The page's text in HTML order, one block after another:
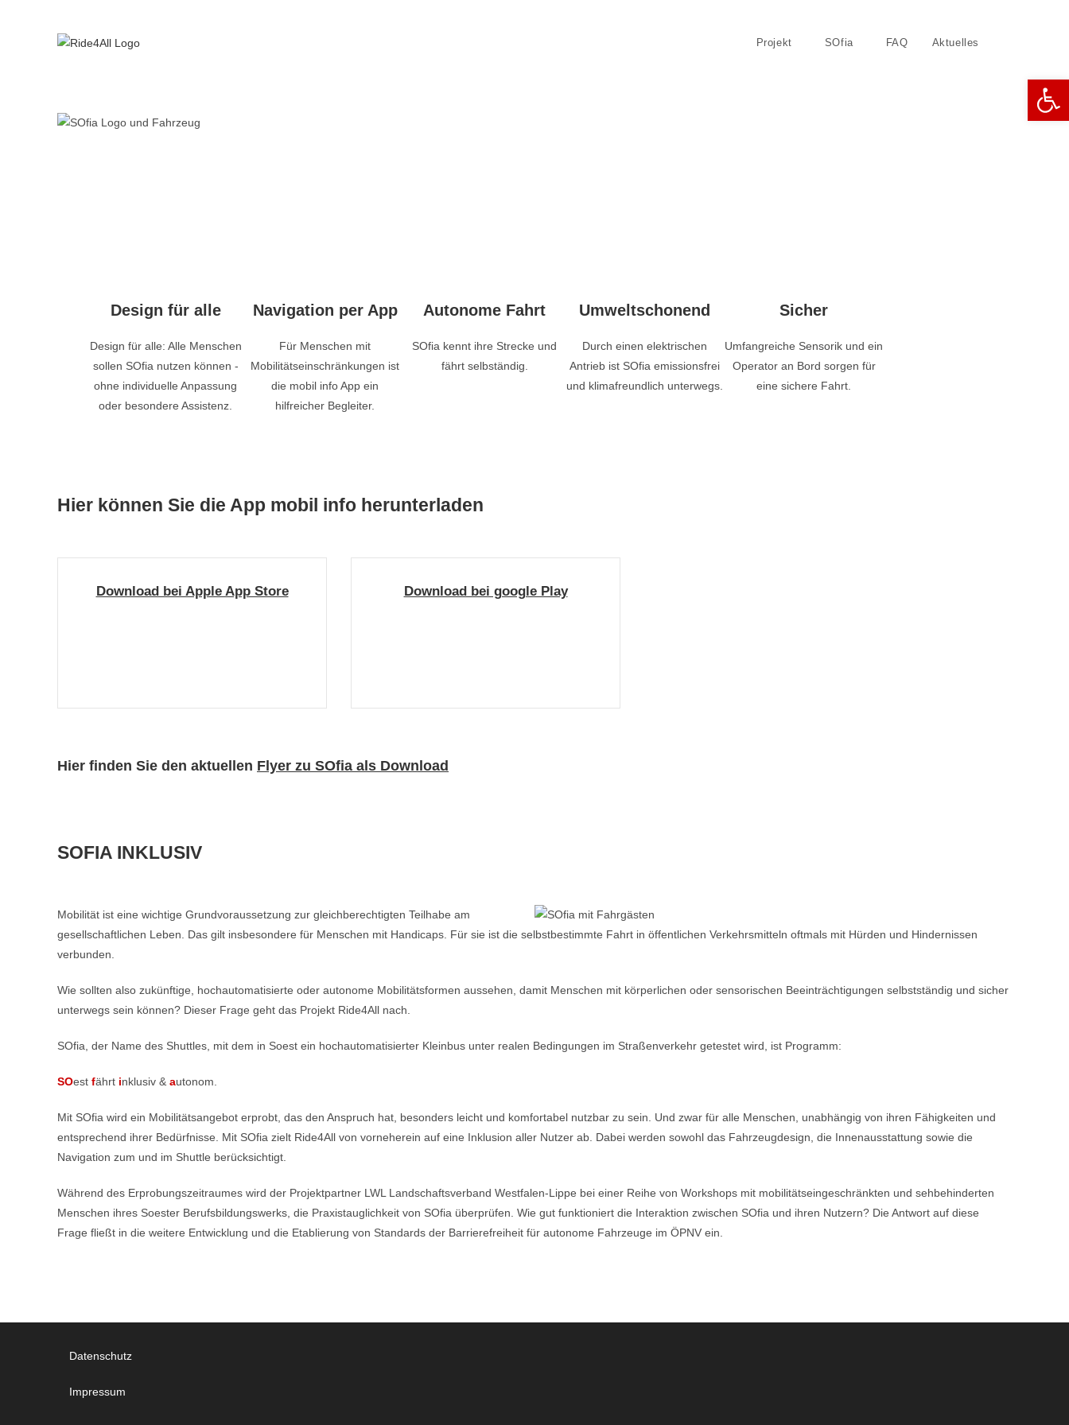
Projekt SOfia FAQ Aktuelles
Suche
Design für alle
Design für alle: Alle Menschen
sollen SOfia nutzen können -
ohne individuelle Anpassung
oder besondere Assistenz.
Navigation per App
Für Menschen mit
Mobilitätseinschränkungen ist
die mobil info App ein
hilfreicher Begleiter.
Autonome Fahrt
SOfia kennt ihre Strecke und
fährt selbständig.
Umweltschonend
Durch einen elektrischen
Antrieb ist SOfia emissionsfrei
und klimafreundlich unterwegs.
Sicher
Umfangreiche Sensorik und ein
Operator an Bord sorgen für
eine sichere Fahrt.
Hier können Sie die App mobil info herunterladen
Download bei Apple App Store Download bei google Play
Hier finden Sie den aktuellen Flyer zu SOfia als Download
SOFIA INKLUSIV
Mobilität ist eine wichtige Grundvoraussetzung zur gleichberechtigten Teilhabe am
gesellschaftlichen Leben. Das gilt insbesondere für Menschen mit Handicaps. Für sie ist die selbstbestimmte Fahrt in öffentlichen Verkehrsmitteln oftmals mit Hürden und Hindernissen
verbunden.
Wie sollten also zukünftige, hochautomatisierte oder autonome Mobilitätsformen aussehen, damit Menschen mit körperlichen oder sensorischen Beeinträchtigungen selbstständig und sicher
unterwegs sein können? Dieser Frage geht das Projekt Ride4All nach.
SOfia, der Name des Shuttles, mit dem in Soest ein hochautomatisierter Kleinbus unter realen Bedingungen im Straßenverkehr getestet wird, ist Programm:
SOest fährt inklusiv & autonom.
Mit SOfia wird ein Mobilitätsangebot erprobt, das den Anspruch hat, besonders leicht und komfortabel nutzbar zu sein. Und zwar für alle Menschen, unabhängig von ihren Fähigkeiten und
entsprechend ihrer Bedürfnisse. Mit SOfia zielt Ride4All von vorneherein auf eine Inklusion aller Nutzer ab. Dabei werden sowohl das Fahrzeugdesign, die Innenausstattung sowie die
Navigation zum und im Shuttle berücksichtigt.
Während des Erprobungszeitraumes wird der Projektpartner LWL Landschaftsverband Westfalen-Lippe bei einer Reihe von Workshops mit mobilitätseingeschränkten und sehbehinderten
Menschen ihres Soester Berufsbildungswerks, die Praxistauglichkeit von SOfia überprüfen. Wie gut funktioniert die Interaktion zwischen SOfia und ihren Nutzern? Die Antwort auf diese
Frage fließt in die weitere Entwicklung und die Etablierung von Standards der Barrierefreiheit für autonome Fahrzeuge im ÖPNV ein.
Datenschutz
Impressum
Werkzeugleiste öffnen